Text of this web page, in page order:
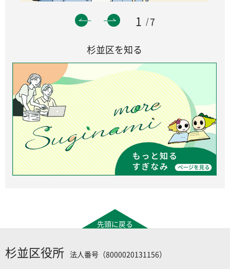
1
7
杉並区を知る
先頭に戻る
杉並区役所 法人番号（8000020131156）